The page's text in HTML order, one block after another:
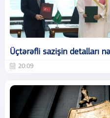
Üçtərəfli sazişin detalları
20:09